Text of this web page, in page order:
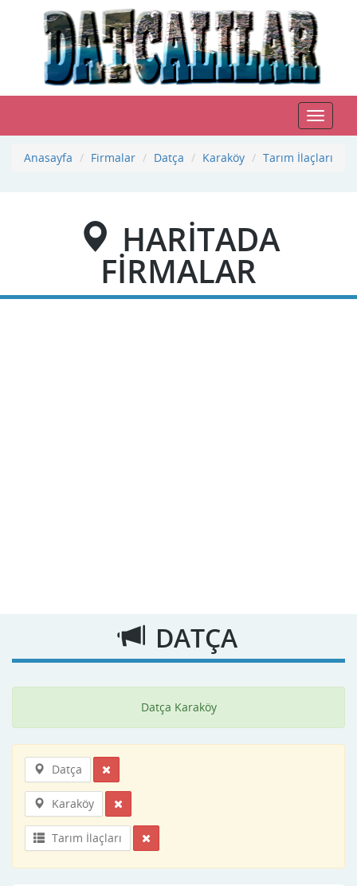
Toggle
Anasayfa
Firmalar Datça Karaköy Tarım İlaçları
HARİTADA
FİRMALAR
DATÇA
Datça Karaköy
Datça
Karaköy
Tarım İlaçları